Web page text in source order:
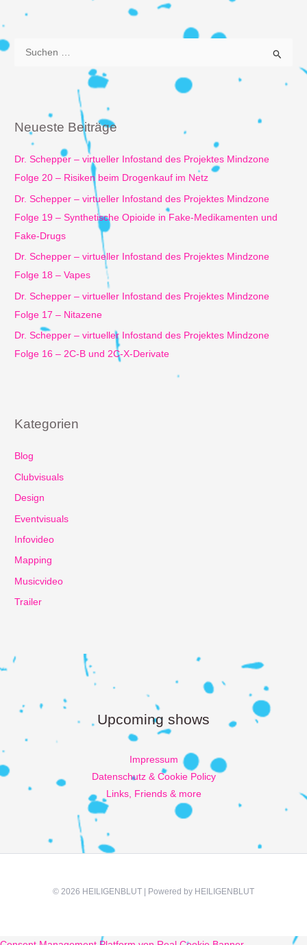
e
n
a
c
h
:
Neueste Beiträge
Dr. Schepper – virtueller Infostand des Projektes Mindzone
Folge 20 – Risiken beim Drogenkauf im Netz
Dr. Schepper – virtueller Infostand des Projektes Mindzone
Folge 19 – Synthetische Opioide in Fake-Medikamenten und
Fake-Drugs
Dr. Schepper – virtueller Infostand des Projektes Mindzone
Folge 18 – Vapes
Dr. Schepper – virtueller Infostand des Projektes Mindzone
Folge 17 – Nitazene
Dr. Schepper – virtueller Infostand des Projektes Mindzone
Folge 16 – 2C-B und 2C-X-Derivate
Kategorien
Blog
Clubvisuals
Design
Eventvisuals
Infovideo
Mapping
Musicvideo
Trailer
Upcoming shows
Impressum
Datenschutz & Cookie Policy
Links, Friends & more
© 2026 HEILIGENBLUT | Powered by HEILIGENBLUT